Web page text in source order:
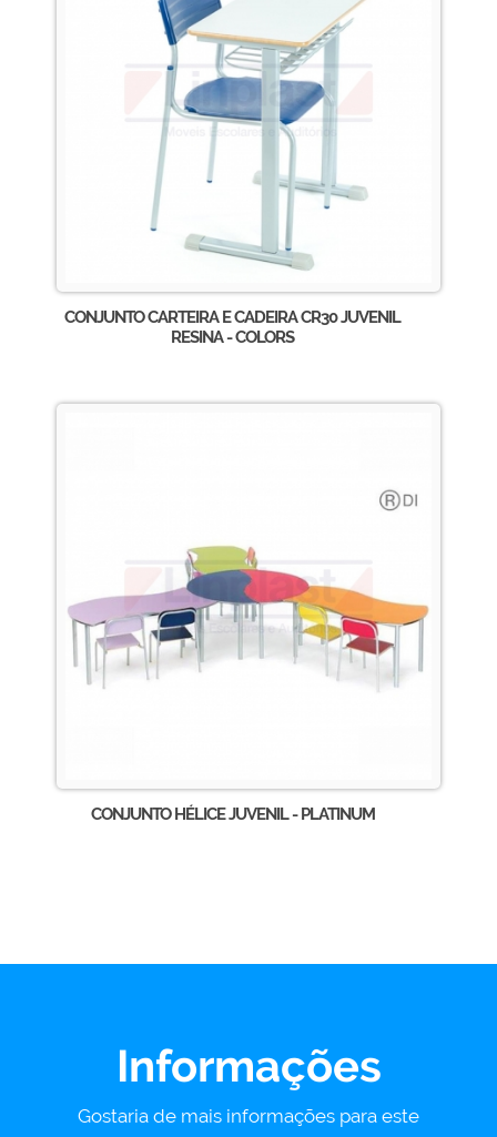
CONJUNTO CARTEIRA E CADEIRA CR30 JUVENIL
RESINA - COLORS
CONJUNTO HÉLICE JUVENIL - PLATINUM
Informações
Gostaria de mais informações para este